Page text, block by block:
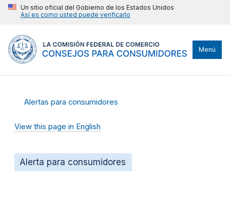
Un sitio oficial del Gobierno de los Estados Unidos
Así es como usted puede verificarlo
Menú
Alertas para consumidores
View this page in English
Alerta para consumidores